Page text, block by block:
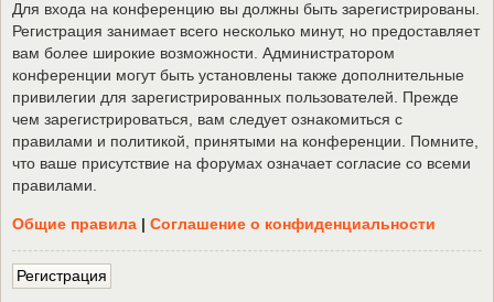
Для входа на конференцию вы должны быть зарегистрированы.
Регистрация занимает всего несколько минут, но предоставляет
вам более широкие возможности. Администратором
конференции могут быть установлены также дополнительные
привилегии для зарегистрированных пользователей. Прежде
чем зарегистрироваться, вам следует ознакомиться с
правилами и политикой, принятыми на конференции. Помните,
что ваше присутствие на форумах означает согласие со всеми
правилами.
Общие правила | Соглашение о конфиденциальности
Регистрация